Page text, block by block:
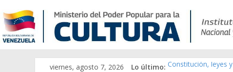
viernes, agosto 7, 2026 Lo último: Constitución, leyes